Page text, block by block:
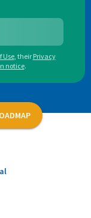
Use, their Privacy
notice.